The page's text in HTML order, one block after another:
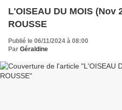
L'OISEAU DU MOIS (Nov
ROUSSE
Publié le 06/11/2024 à 08:00
Par Géraldine